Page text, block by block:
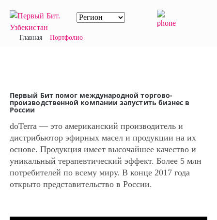
Главная Портфолио
Первый Бит помог международной торгово-
производственной компании запустить бизнес в
России
doTerra — это американский производитель и
дистрибьютор эфирных масел и продукции на их
основе. Продукция имеет высочайшее качество и
уникальный терапевтический эффект. Более 5 млн
потребителей по всему миру. В конце 2017 года
открыто представительство в России.